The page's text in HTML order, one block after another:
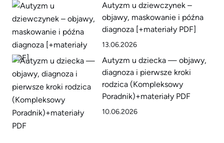
Autyzm u dziewczynek –
objawy, maskowanie i późna
diagnoza [+materiały PDF]
13.06.2026
Autyzm u dziecka — objawy,
diagnoza i pierwsze kroki
rodzica (Kompleksowy
Poradnik)+materiały PDF
10.06.2026